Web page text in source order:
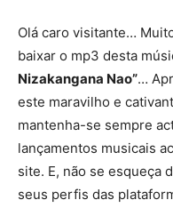
Olá caro visitante…
baixar o mp3 desta
Nizakangana Nao”…
este maravilho e
mantenha-se sempre
lançamentos musicais
site. E, não se esqueça
seus perfis das